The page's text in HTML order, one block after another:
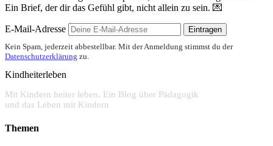
Ein Brief, der dir das Gefühl gibt, nicht allein zu sein. 💌
E-Mail-Adresse
Eintragen
Kein Spam, jederzeit abbestellbar. Mit der Anmeldung stimmst du der
Datenschutzerklärung zu.
Kindheiterleben
Mit Kindern heiter leben. Ein Blog über Pädagogik
und das Leben mit Kindern
Themen